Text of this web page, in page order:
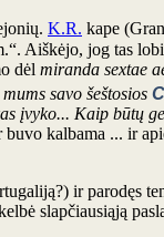
K.R. kape
Aiškėjo, jog tas
dėl miranda sextae
savo šeštosios
įvyko... Kaip būtų
buvo kalbama ... ir
ir parodęs
slapčiausiąją